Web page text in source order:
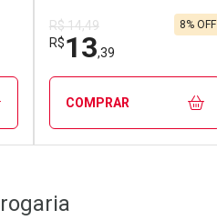
R$ 14,49
R$13,39
8% OFF
COMPRAR
Laboratório
Por Menos